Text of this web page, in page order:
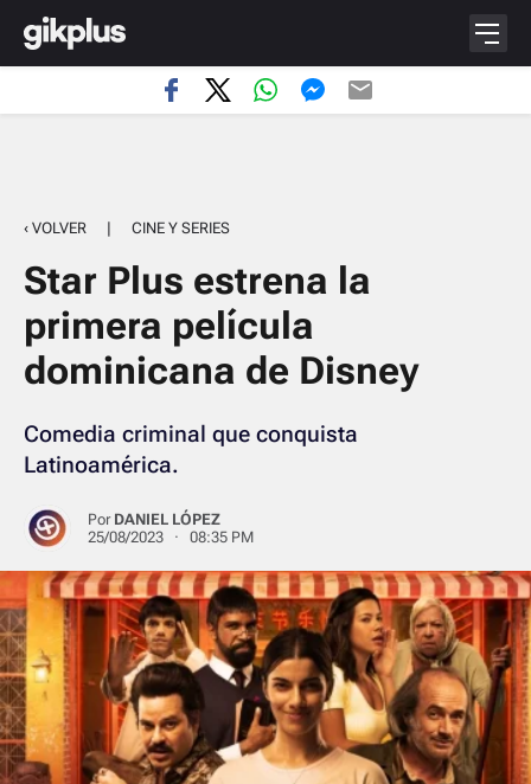
‹ VOLVER | CINE Y SERIES
Star Plus estrena la
primera película
dominicana de Disney
Comedia criminal que conquista
Latinoamérica.
Por DANIEL LÓPEZ
25/08/2023 · 08:35 PM